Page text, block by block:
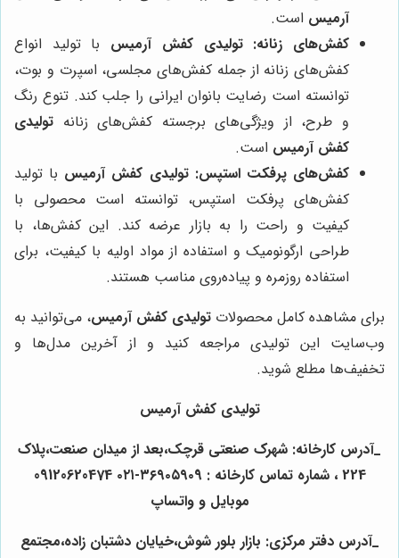
آرمیس است.
کفش‌های زنانه: تولیدی کفش آرمیس با تولید انواع
کفش‌های زنانه از جمله کفش‌های مجلسی، اسپرت و بوت،
توانسته است رضایت بانوان ایرانی را جلب کند. تنوع رنگ
و طرح، از ویژگی‌های برجسته کفش‌های زنانه تولیدی
کفش آرمیس است.
کفش‌های پرفکت استپس: تولیدی کفش آرمیس با تولید
کفش‌های پرفکت استپس، توانسته است محصولی با
کیفیت و راحت را به بازار عرضه کند. این کفش‌ها، با
طراحی ارگونومیک و استفاده از مواد اولیه با کیفیت، برای
استفاده روزمره و پیاده‌روی مناسب هستند.
برای مشاهده کامل محصولات تولیدی کفش آرمیس، می‌توانید به
وب‌سایت این تولیدی مراجعه کنید و از آخرین مدل‌ها و
تخفیف‌ها مطلع شوید.
تولیدی کفش آرمیس
_آدرس کارخانه: شهرک صنعتی قرچک،بعد از میدان صنعت،پلاک
224 ، شماره تماس کارخانه : ۳۶۹۰۵۹۰9-۰۲۱ 09120620474
موبایل و واتساپ
_آدرس دفتر مرکزی: بازار بلور شوش،خیایان دشتبان زاده،مجتمع